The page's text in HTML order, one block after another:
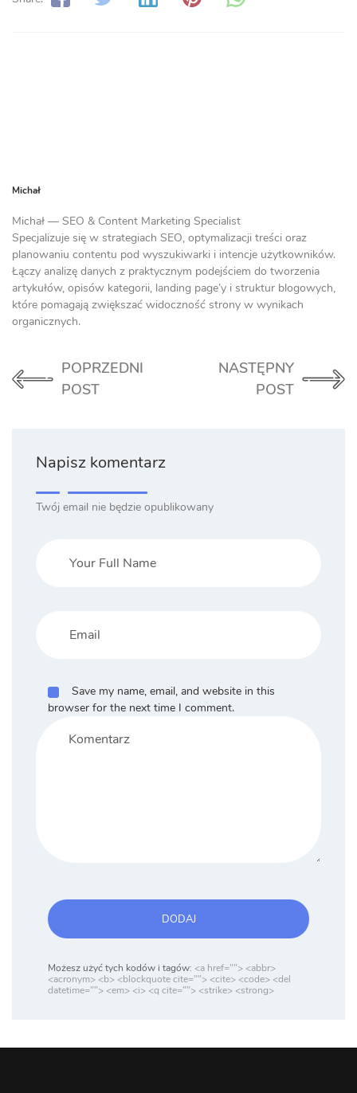
Michał
Michał — SEO & Content Marketing Specialist
Specjalizuje się w strategiach SEO, optymalizacji treści oraz
planowaniu contentu pod wyszukiwarki i intencje użytkowników.
Łączy analizę danych z praktycznym podejściem do tworzenia
artykułów, opisów kategorii, landing page’y i struktur blogowych,
które pomagają zwiększać widoczność strony w wynikach
organicznych.
POPRZEDNI
POST
NASTĘPNY
POST
Napisz komentarz
Twój email nie będzie opublikowany
Save my name, email, and website in this
browser for the next time I comment.
DODAJ
Możesz użyć tych kodów i tagów: <a href=""> <abbr>
<acronym> <b> <blockquote cite=""> <cite> <code> <del
datetime=""> <em> <i> <q cite=""> <strike> <strong>